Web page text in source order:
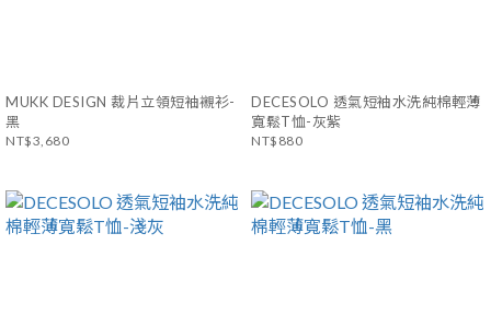
MUKK DESIGN 裁片立領短袖襯衫-
黑
NT$3,680
DECESOLO 透氣短袖水洗純棉輕薄
寬鬆T恤-灰紫
NT$880